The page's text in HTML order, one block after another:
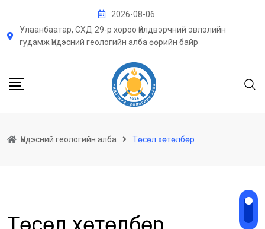
content
2026-08-06
Улаанбаатар, СХД 29-р хороо Үйлдвэрчний эвлэлийн
гудамж Үндэсний геологийн алба өөрийн байр
Үндэсний геологийн алба Төсөл хөтөлбөр